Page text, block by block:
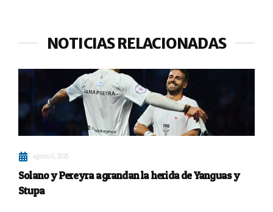
NOTICIAS RELACIONADAS
agosto 6, 2026
Solano y Pereyra agrandan la herida de Yanguas y
Stupa